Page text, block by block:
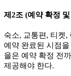
제2조 (예약 확정
숙소, 교통편, 티켓,
예약 완료된 시점
을은 예약 확정 전
제공해야 한다.